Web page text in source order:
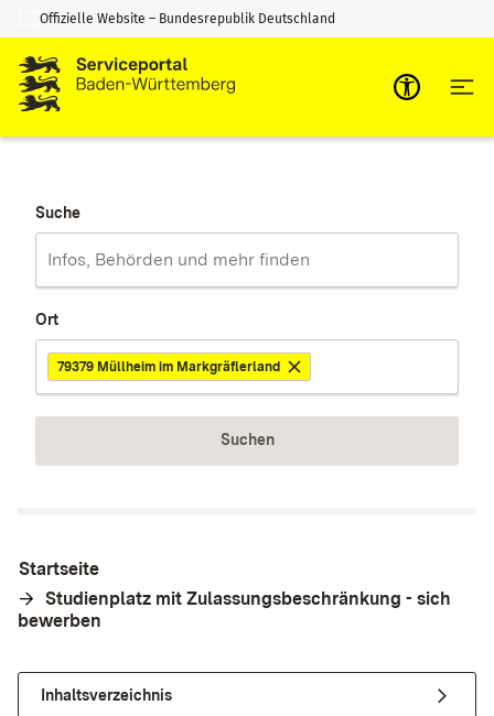
Zum Inhalt springen
Zur Suche springen
Offizielle Website – Bundesrepublik Deutschland
Suche
Ort
79379 Müllheim im Markgräflerland
Suchen
Startseite
Studienplatz mit Zulassungsbeschränkung - sich
bewerben
Inhaltsverzeichnis